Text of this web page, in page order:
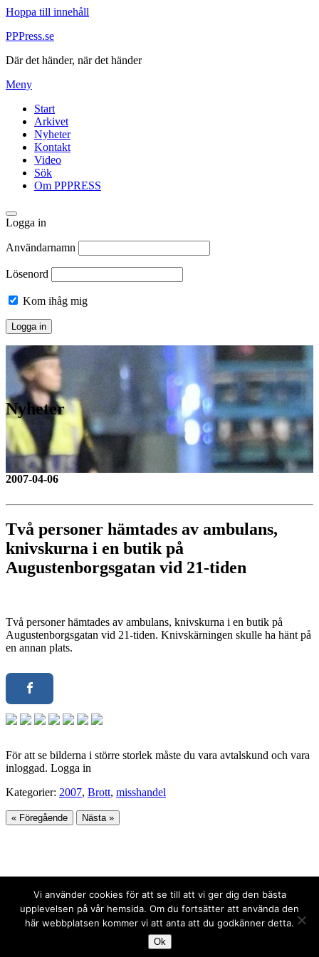
Hoppa till innehåll
PPPress.se
Där det händer, när det händer
Meny
Start
Arkivet
Nyheter
Kontakt
Video
Sök
Om PPPRESS
Logga in
Användarnamn
Lösenord
Kom ihåg mig
Nyheter
2007-04-06
Två personer hämtades av ambulans,
knivskurna i en butik på
Augustenborgsgatan vid 21-tiden
Två personer hämtades av ambulans, knivskurna i en butik på
Augustenborgsgatan vid 21-tiden. Knivskärningen skulle ha hänt på
en annan plats.
För att se bilderna i större storlek måste du vara avtalskund och vara
inloggad. Logga in
Kategorier: 2007, Brott, misshandel
« Föregående Nästa »
Upphovsrätt © 2025 PPPress.se. Alla rättigheter förbehålls.
av FameThemes
Vi använder cookies för att se till att vi ger dig den bästa
upplevelsen på vår hemsida. Om du fortsätter att använda den
här webbplatsen kommer vi att anta att du godkänner detta.
Ok